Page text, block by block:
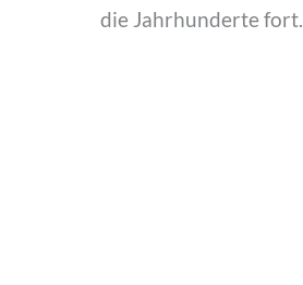
die Jahrhunderte fort.